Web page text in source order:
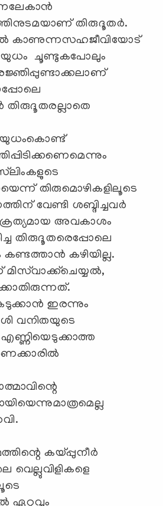
തിരുദൂതര്‍.
കാണുന്നസഹജീവിയോട്
ചൂണ്ടുകപോലും
തിരുമൊഴികളിലൂടെ
വേണ്ടി ശബ്ദിച്ചവര്‍
ക്രത്യമായ അവകാശം
തിരുദൂതരെപ്പോലെ
കഴിയില്ല.
ഇരന്നും
വനിതയുടെ
കയ്പ്പുനീര്‍
വെല്ലുവിളികളെ
ഏറ്റവും